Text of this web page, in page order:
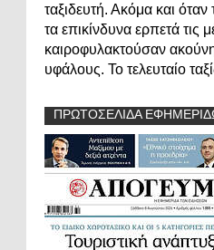
ταξιδευτή. Ακόμα και όταν
τα επικίνδυνα ερπετά τις
καιροφυλακτούσαν
υφάλους. Το τελευταίο
ΠΡΩΤΟΣΕΛΙΔΑ